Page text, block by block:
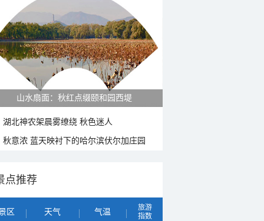
紫菊满山坡 黄山坡山村秋色正好
湖北神农架晨雾缭绕 秋色迷人
秋意浓 蓝天映衬下的哈尔滨伏尔加庄园
点推荐
区 天气 气温
旅游
指数